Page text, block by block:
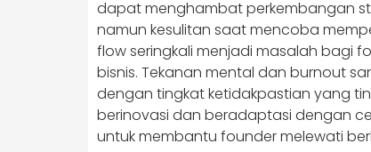
dapat menghambat perkembangan
namun kesulitan saat mencoba
flow seringkali menjadi masalah bagi
bisnis. Tekanan mental dan burnout
dengan tingkat ketidakpastian yang
berinovasi dan beradaptasi dengan
untuk membantu founder melewati